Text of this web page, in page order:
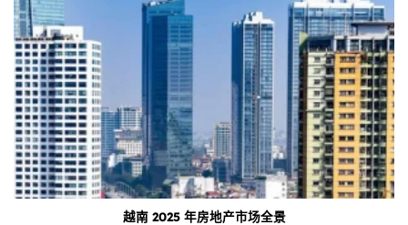
越南 2025 年房地产市场全景